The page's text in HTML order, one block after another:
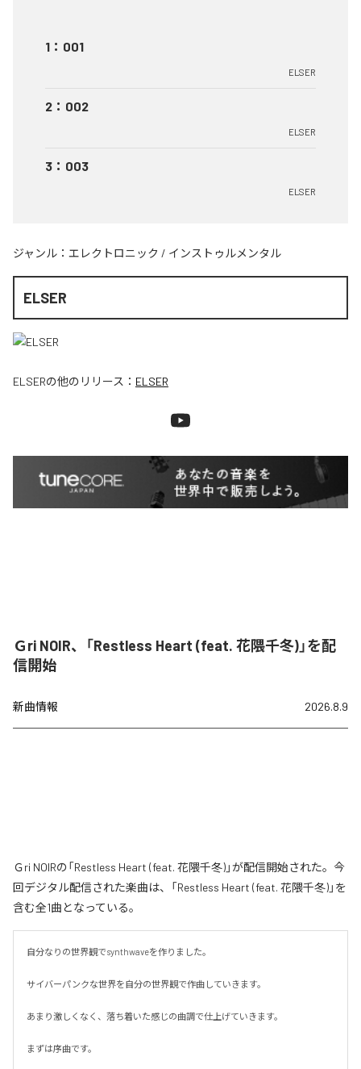
1 ： 001
ELSER
2 ： 002
ELSER
3 ： 003
ELSER
ジャンル： エレクトロニック / インストゥルメンタル
ELSER
ELSERの他のリリース： ELSER
Ｇri NOIR、「Restless Heart (feat. 花隈千冬)」を配
信開始
新曲情報 2026.8.9
Ｇri NOIRの「Restless Heart (feat. 花隈千冬)」が配信開始された。今
回デジタル配信された楽曲は、「Restless Heart (feat. 花隈千冬)」を
含む全1曲となっている。
自分なりの世界観でsynthwaveを作りました。
サイバーパンクな世界を自分の世界観で作曲していきます。
あまり激しくなく、落ち着いた感じの曲調で仕上げていきます。
まずは序曲です。